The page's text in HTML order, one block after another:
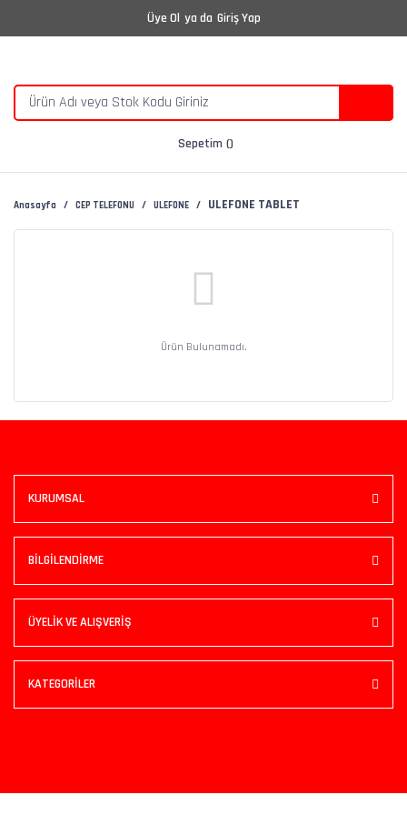
Üye Ol ya da Giriş Yap
Sepetim
Anasayfa CEP TELEFONU ULEFONE ULEFONE TABLET
Ürün Bulunamadı.
KURUMSAL
BİLGİLENDİRME
ÜYELİK VE ALIŞVERİŞ
KATEGORİLER